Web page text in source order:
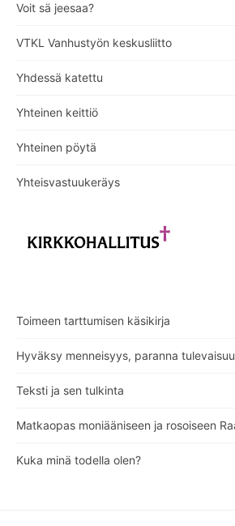
Voit sä jeesaa?
VTKL Vanhustyön keskusliitto
Yhdessä katettu
Yhteinen keittiö
Yhteinen pöytä
Yhteisvastuukeräys
Toimeen tarttumisen käsikirja
Hyväksy menneisyys, paranna
Teksti ja sen tulkinta
Matkaopas moniääniseen ja rosoiseen
Kuka minä todella olen?